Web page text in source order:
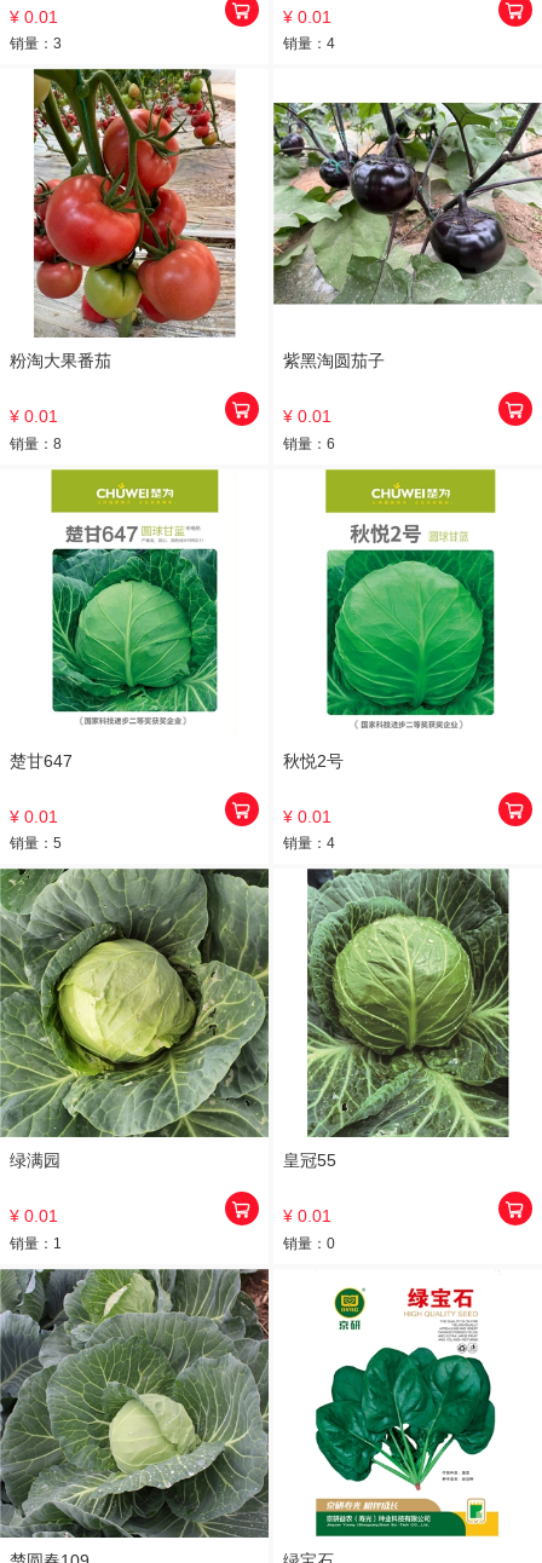
¥ 0.01
销量： 3
¥ 0.01
销量： 4
粉淘大果番茄
¥ 0.01
销量： 8
紫黑淘圆茄子
¥ 0.01
销量： 6
楚甘647
¥ 0.01
销量： 5
秋悦2号
¥ 0.01
销量： 4
绿满园
¥ 0.01
销量： 1
皇冠55
¥ 0.01
销量： 0